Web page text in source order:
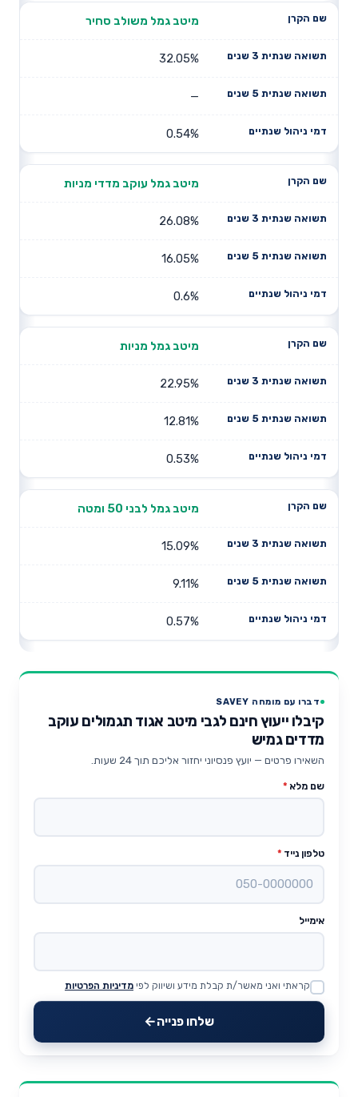
מיטב גמל משולב סחיר
32.05%
—
0.54%
מיטב גמל עוקב מדדי מניות
26.08%
16.05%
0.6%
מיטב גמל מניות
22.95%
12.81%
0.53%
מיטב גמל לבני 50 ומטה
15.09%
9.11%
0.57%
דברו עם מומחה SAVEY
קיבלו ייעוץ חינם לגבי מיטב אגוד תגמולים עוקב
מדדים גמיש
השאירו פרטים — יועץ פנסיוני יחזור אליכם תוך 24 שעות.
שם מלא *
טלפון נייד *
אימייל
Website
קראתי ואני מאשר/ת קבלת מידע ושיווק לפי מדיניות הפרטיות
שלחו פנייה